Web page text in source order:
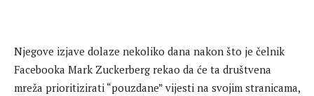
Njegove izjave dolaze nekoliko dana nakon što je čelnik
Facebooka Mark Zuckerberg rekao da će ta društvena
mreža prioritizirati “pouzdane” vijesti na svojim stranicama,